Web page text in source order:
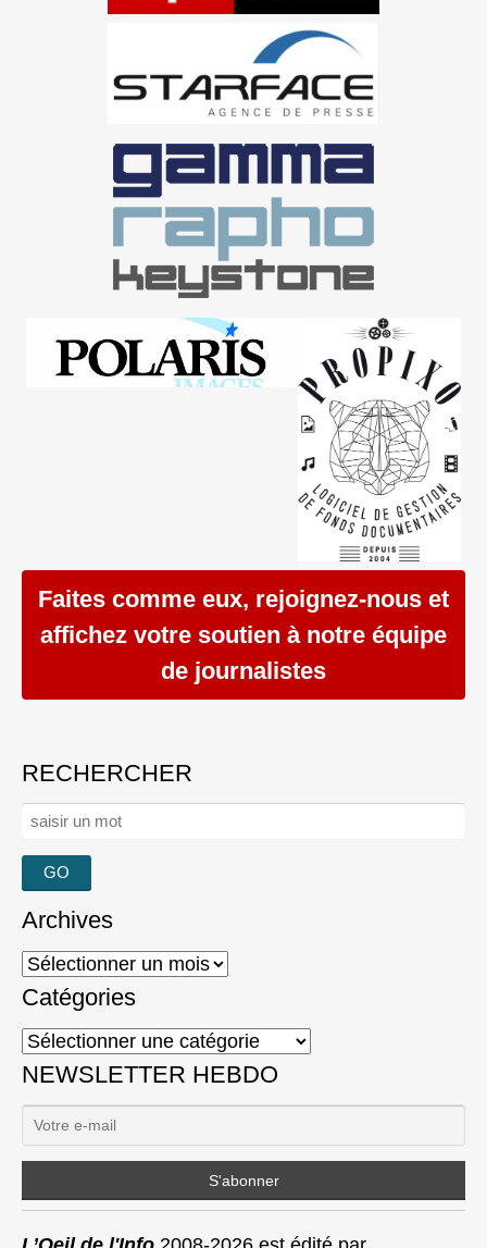
Faites comme eux, rejoignez-nous et
affichez votre soutien à notre équipe
de journalistes
RECHERCHER
Rechercher :
Archives
Archives
Catégories
Catégories
NEWSLETTER HEBDO